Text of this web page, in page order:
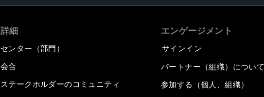
詳細
センター（部門）
会合
ステークホルダーのコミュニティ
エンゲージメント
サインイン
パートナー（組織）について
参加する（個人、組織）